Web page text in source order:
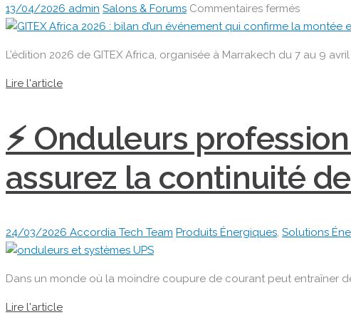
13/04/2026 admin Salons & Forums Commentaires ferméssur
🤖
Africa
d’un
qui
confirme
en
du
L’édition 2026 de GITEX Africa, organisée à Marrakech du 7 au 9
Lire l'article
⚡ Onduleurs
assurez la continuité
24/03/2026 Accordia Tech Team Produits Énergiques, Solutions
Dans un monde où la moindre coupure de courant peut entraîner
Lire l'article